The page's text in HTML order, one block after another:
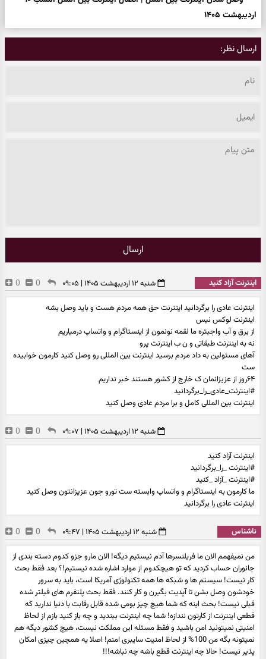
اردیبهشت ۱۴۰۵
ارسال نظر:
ارسال
اینترنت آزاد کنید شنبه ۱۲ اردیبهشت ۱۴۰۵ | ۰۹:۰۵ 0
0
اينترنت عادی را برگردانید اینترنت حق همه مردم هست و باید وصل بشه
اینترنت لوکس نیس
از برق و آب واجبتره ما لقمه نونمون از اینستاگرام و واتساپ درمیاریم
نه به اینترنت طبقاتی و ن ب اینترنت پرو
آهای مسئولین به داد مردم برسید اینترنت بین المللی رو وصل کنید کارمون خوابیده
ست
۶۴روز از عزیزانمان ک خارج از کشور هستند خبر نداریم
#اینترنت_عادی_را_برگردانید
اینترنت بین المللی کامل و برا مردم عادی وصل کنید
شنبه ۱۲ اردیبهشت ۱۴۰۵ | ۰۹:۰۷ 0
0
اینترنت آزاد کنید
#اینترنت _را_برگردانید
#اینترنت _آزاد _کنید
ما کارمون به اینستاگرام و واتساپ وابسته ست تورو جون عزیزانتون وصل کنید
اینترنت عادی را برگردانید
ناشناس شنبه ۱۲ اردیبهشت ۱۴۰۵ | ۰۹:۴۷ 0
0
من نمیفهمم الان ما فریلنسرها آدم نیستیم دیگه! الان مارو جزو کدوم دسته بندی از
جانوران حساب کردید که تو هیچکدوم از موارد اشاره شده نیستیم!؟ بعد فقط بحث
کار نیست! سیستم ها و شبکه ها همه تکنولوژی آمریکا است، باید به سرور
خودشون وصل بشن تا آپدیت بگیرن و کار کنند. فقط بحث پلتفرم های فیلتر شده
قبلی نیست! بحث اینه که شما هیچ چیز بومی شده قابل رقابت با دنیا ندارید که
قطعی اینترنت از کارتون نندازه! شما چه اینترنت ببندید و چه باز کنید بازم از لحاظ
امنیتی نمیتونید امن باشید و فقط مسئله این مملکت نیست، هیچ کشور دیگه هم
نمیتونه بگه من 100% از لحاظ امنیت سایبری امنم! اصلا یه همچین چیزی امکان
پذیر نیست! حالا چه اینترنت قطع باشه چه نباشه!!!